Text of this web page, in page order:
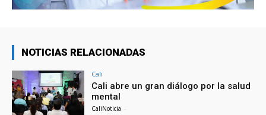
NOTICIAS RELACIONADAS
Cali
Cali abre un gran diálogo por la salud
mental
CaliNoticia -